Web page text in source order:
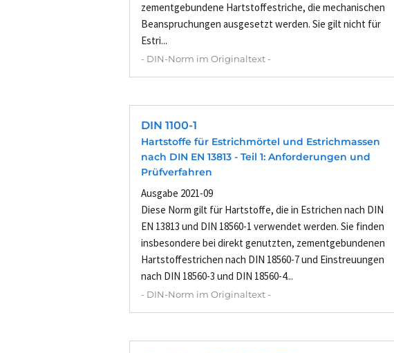
zementgebundene Hartstoffestriche, die mechanischen
Beanspruchungen ausgesetzt werden. Sie gilt nicht für
Estri...
- DIN-Norm im Originaltext -
DIN 1100-1
Hartstoffe für Estrichmörtel und Estrichmassen
nach DIN EN 13813 - Teil 1: Anforderungen und
Prüfverfahren
Ausgabe 2021-09
Diese Norm gilt für Hartstoffe, die in Estrichen nach DIN
EN 13813 und DIN 18560-1 verwendet werden. Sie finden
insbesondere bei direkt genutzten, zementgebundenen
Hartstoffestrichen nach DIN 18560-7 und Einstreuungen
nach DIN 18560-3 und DIN 18560-4...
- DIN-Norm im Originaltext -